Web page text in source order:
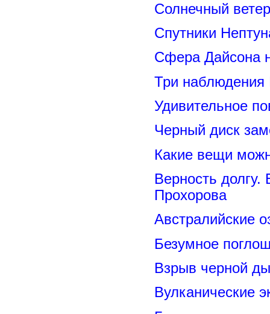
Солнечный
Спутники
Сфера Дайсона
Три
Удивительное
Черный диск
Какие вещи
Верность долгу.
Прохорова
Австралийские
Безумное
Взрыв черной
Вулканические